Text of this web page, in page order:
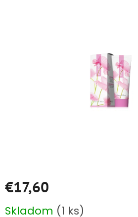
€17,60
cena:
Skladom (1 ks)